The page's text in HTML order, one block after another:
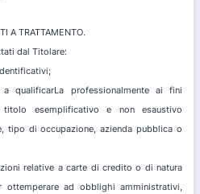
A TRATTAMENTO.
dal Titolare:
professionalmente ai fini
titolo esemplificativo e non esaustivo
tipo di occupazione, azienda pubblica o
relative a carte di credito o di natura
ad obblighi amministrativi,